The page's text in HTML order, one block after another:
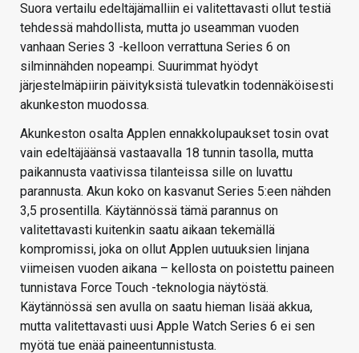
Suora vertailu edeltäjämalliin ei valitettavasti ollut testiä
tehdessä mahdollista, mutta jo useamman vuoden
vanhaan Series 3 -kelloon verrattuna Series 6 on
silminnähden nopeampi. Suurimmat hyödyt
järjestelmäpiirin päivityksistä tulevatkin todennäköisesti
akunkeston muodossa.
Akunkeston osalta Applen ennakkolupaukset tosin ovat
vain edeltäjäänsä vastaavalla 18 tunnin tasolla, mutta
paikannusta vaativissa tilanteissa sille on luvattu
parannusta. Akun koko on kasvanut Series 5:een nähden
3,5 prosentilla. Käytännössä tämä parannus on
valitettavasti kuitenkin saatu aikaan tekemällä
kompromissi, joka on ollut Applen uutuuksien linjana
viimeisen vuoden aikana – kellosta on poistettu paineen
tunnistava Force Touch -teknologia näytöstä.
Käytännössä sen avulla on saatu hieman lisää akkua,
mutta valitettavasti uusi Apple Watch Series 6 ei sen
myötä tue enää paineentunnistusta.